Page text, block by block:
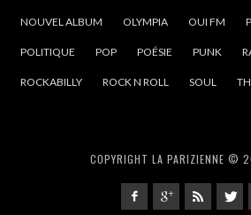
NOUVEL ALBUM OLYMPIA OUI FM
POLITIQUE POP POÉSIE PUNK
ROCKABILLY ROCK N ROLL SOUL
COPYRIGHT LA PARIZIENNE ©